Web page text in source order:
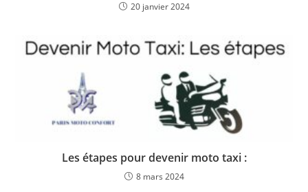
20 janvier 2024
Les étapes pour devenir moto taxi :
8 mars 2024